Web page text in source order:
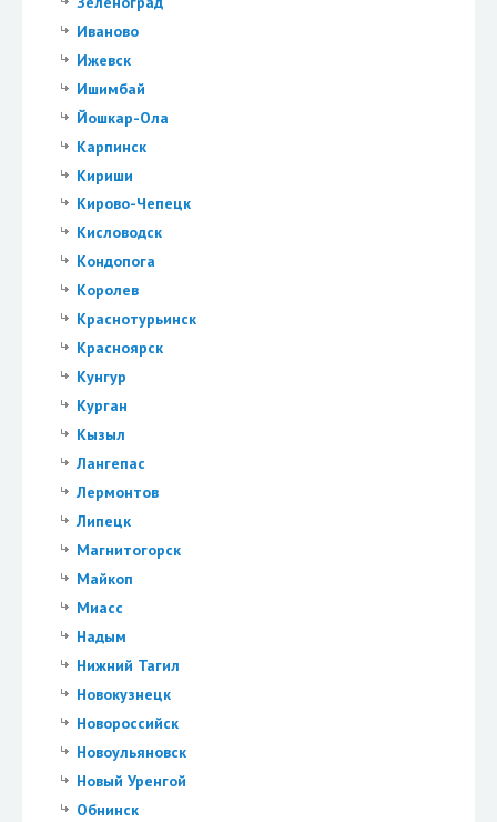
Иваново
Ижевск
Ишимбай
Йошкар-Ола
Карпинск
Кириши
Кирово-Чепецк
Кисловодск
Кондопога
Королев
Краснотурьинск
Красноярск
Кунгур
Курган
Кызыл
Лангепас
Лермонтов
Липецк
Магнитогорск
Майкоп
Миасс
Надым
Нижний Тагил
Новокузнецк
Новороссийск
Новоульяновск
Новый Уренгой
Обнинск